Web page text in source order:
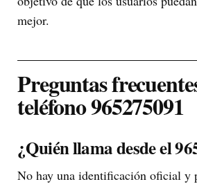
mejor.
Preguntas
teléfono 965275091
¿Quién llama desde el
No hay una identificación oficial y